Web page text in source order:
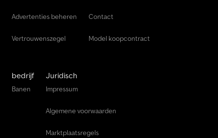
Advertenties beheren
Vertrouwenszegel
Contact
Model koopcontract
bedrijf
Banen
Juridisch
Impressum
Algemene voorwaarden
Marktplaatsregels